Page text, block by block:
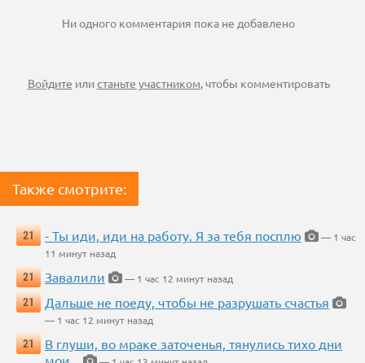
Ни одного комментария пока не добавлено
Войдите илистаньте участником, чтобы комментировать
Также смотрите:
21 - Ты иди, иди на работу. Я за тебя посплю
— 1 час
11 минут назад
21
Завалили
— 1 час 12 минут назад
21
Дальше не поеду, чтобы не разрушать счастья
— 1 час 12 минут назад
21
В глуши, во мраке заточенья, тянулись тихо дни